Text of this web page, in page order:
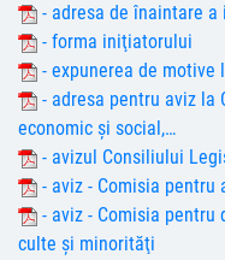
- adresa de înaintare
- forma iniţiatorului
- expunerea de
- adresa pentru aviz la
economic şi social,…
- avizul Consiliului
- aviz - Comisia
- aviz - Comisia
culte şi minorităţi